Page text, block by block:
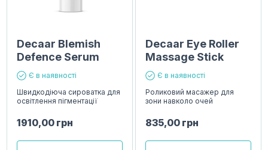
Decaar Blemish
Defence Serum
Є в наявності
Швидкодіюча сироватка для
освітлення пігментації
1910,00 грн
Decaar Eye Roller
Massage Stick
Є в наявності
Роликовий масажер для
зони навколо очей
835,00 грн